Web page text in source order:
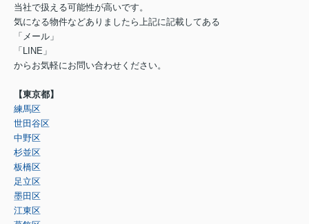
当社で扱える可能性が高いです。
気になる物件などありましたら上記に記載してある
「メール」
「LINE」
からお気軽にお問い合わせください。
【東京都】
練馬区
世田谷区
中野区
杉並区
板橋区
足立区
墨田区
江東区